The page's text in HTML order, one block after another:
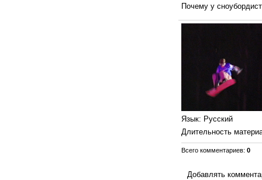
Почему у
Язык: Русский
Длительность
Всего комментариев: 0
Добавлять